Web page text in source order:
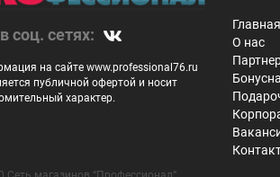
соц. сетях:
на сайте www.professional76.ru
публичной офертой и носит
характер.
Главная
О нас